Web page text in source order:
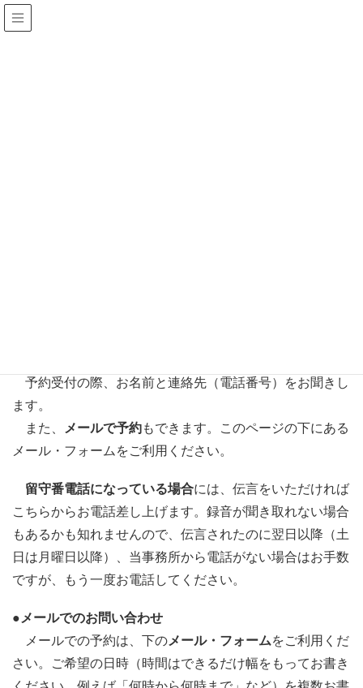
予約受付の際、お名前と連絡先（電話番号）をお聞きし
ます。
また、
メールで予約もできます。このページの下にある
メール・フォームをご利用ください。
留守番電話になっている場合には、伝言をいただければ
こちらからお電話差し上げます。録音が聞き取れない場合
もあるかも知れませんので、伝言されたのに翌日以降（土
日は月曜日以降）、当事務所から電話がない場合はお手数
ですが、もう一度お電話してください。
●メールでのお問い合わせ
メールでの予約は、下のメール・フォームをご利用くだ
さい。ご希望の日時（時間はできるだけ幅をもってお書き